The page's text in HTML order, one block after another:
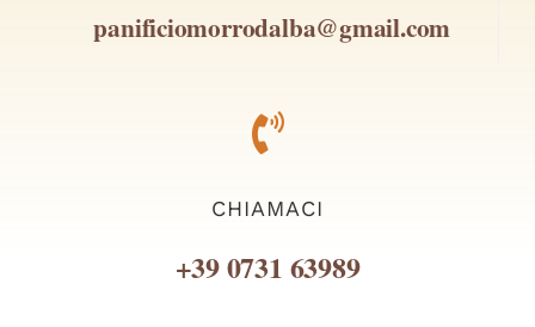
panificiomorrodalba@gmail.com
CHIAMACI
+39 0731 63989